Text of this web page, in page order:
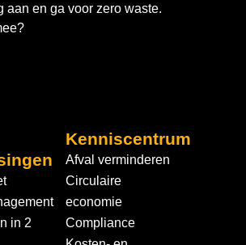
aan en ga voor zero waste.
in 2
Kenniscentrum
Afval verminderen
Circulaire
economie
Compliance